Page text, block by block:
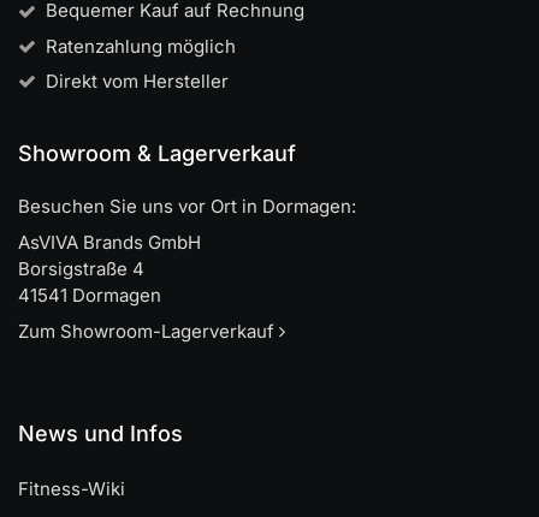
Bequemer Kauf auf Rechnung
Ratenzahlung möglich
Direkt vom Hersteller
Showroom & Lagerverkauf
Besuchen Sie uns vor Ort in Dormagen:
AsVIVA Brands GmbH
Borsigstraße 4
41541 Dormagen
Zum Showroom-Lagerverkauf
News und Infos
Fitness-Wiki